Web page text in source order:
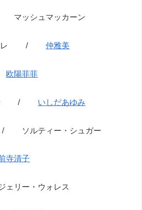
ッシュマッカーン
ポーレ /仲雅美
欧陽菲菲
京で / いしだあゆみ
ソルティー・シュガー
寺清子
ー・ウォレス